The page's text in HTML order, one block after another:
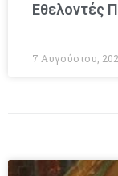
Εθελοντές
7 Αυγούστου,